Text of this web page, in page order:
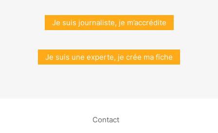
Je suis journaliste, je m’accrédite
Je suis une experte, je crée ma fiche
Contact